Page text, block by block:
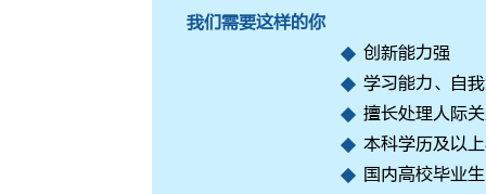
我们需要这样的你
创新能力强
学习能力、自
擅长处理人际
本科学历及以
国内高校毕业